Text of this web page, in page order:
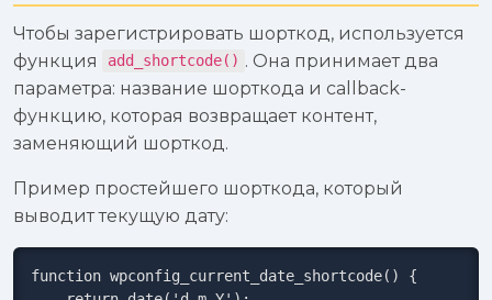
Чтобы зарегистрировать шорткод, используется
функция
add_shortcode() . Она принимает два
параметра: название шорткода и callback-
функцию, которая возвращает контент,
заменяющий шорткод.
Пример простейшего шорткода, который
выводит текущую дату:
function wpconfig_current_date_shortcode() {